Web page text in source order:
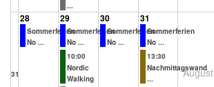
...
31
28
Sommerferien
No ...
29
Sommerferien
No ...
10:00
Nordic
Walking
30
Sommerferien
No ...
31
Sommerferien
No ...
13:30
Nachmittagswand
...
August